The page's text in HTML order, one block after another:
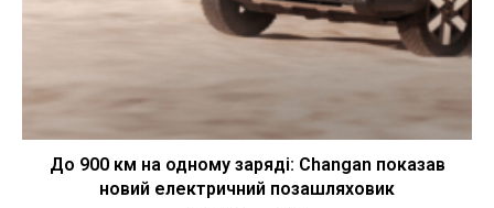
До 900 км на одному заряді: Changan показав
новий електричний позашляховик